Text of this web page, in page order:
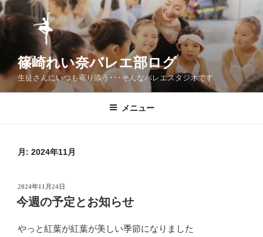
コ
ン
テ
へ
ス
篠崎れい奈バレエ部ログ
生徒さんにいつも寄り添う･･･そんなバレエスタジオです
メニュー
月: 2024年11月
投
稿
日:
2024年11月24日
今週の予定とお知らせ
やっと紅葉が紅葉が美しい季節になりました